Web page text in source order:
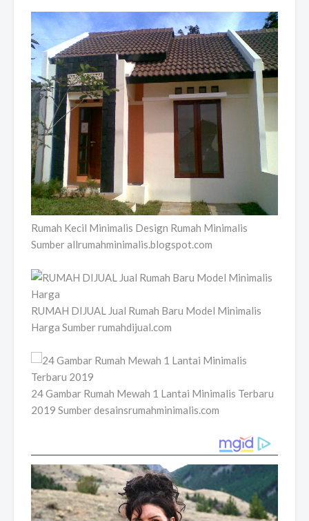
Rumah Kecil Minimalis Design Rumah Minimalis
Sumber allrumahminimalis.blogspot.com
RUMAH DIJUAL Jual Rumah Baru Model Minimalis
Harga Sumber rumahdijual.com
24 Gambar Rumah Mewah 1 Lantai Minimalis Terbaru
2019 Sumber desainsrumahminimalis.com